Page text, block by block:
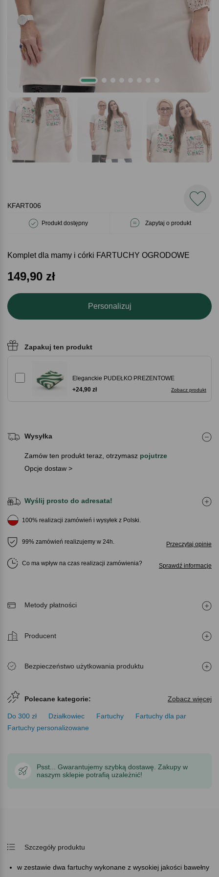
KFART006
Produkt dostępny Zapytaj o produkt
Komplet dla mamy i córki FARTUCHY OGRODOWE
149,90 zł
Personalizuj
Zapakuj ten produkt
Eleganckie PUDEŁKO PREZENTOWE
Zobacz produkt
+24,90 zł
Wysyłka
Zamów ten produkt teraz, otrzymasz pojutrze
Opcje dostaw >
Wyślij prosto do adresata!
100% realizacji zamówień i wysyłek z Polski.
99% zamówień realizujemy w 24h. Przeczytaj opinie
Co ma wpływ na czas realizacji zamówienia Sprawdź informacje
Metody płatności
Producent
Bezpieczeństwo użytkowania produktu
Polecane kategorie: Zobacz więcej
Do 300 zł Działkowiec Fartuchy
Fartuchy dla par
Fartuchy personalizowane
Psst... Gwarantujemy szybką dostawę. Zakupy w
naszym sklepie potrafią uzależnić!
Szczegóły produktu
w zestawie dwa fartuchy wykonane z wysokiej jakości bawełny